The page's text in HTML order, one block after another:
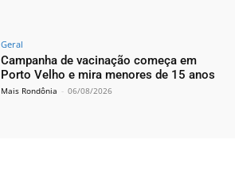
Geral
Campanha de vacinação começa em
Porto Velho e mira menores de 15 anos
Mais Rondônia - 06/08/2026